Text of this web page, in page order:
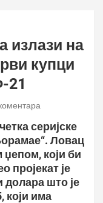
излази на
купци
21
серијске
Ловац
који би
пројекат је
долара што је
који има